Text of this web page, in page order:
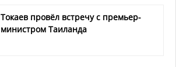
Токаев провёл встречу с премьер-
министром Таиланда